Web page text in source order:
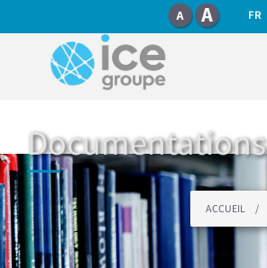
FR
recherche
Documentations
Vous êtes ici ACCUEIL /